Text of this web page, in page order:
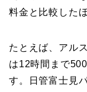
料金と比較した
たとえば、アル
は12時間まで
す。日管富士見